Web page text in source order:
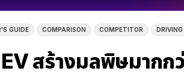
GUIDE COMPARISON COMPETITOR DRIVING
สร้างมลพิษมากก